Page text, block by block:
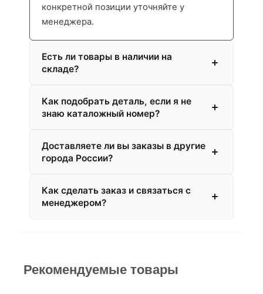
конкретной позиции уточняйте у
менеджера.
Есть ли товары в наличии на
складе?
Как подобрать деталь, если я не
знаю каталожный номер?
Доставляете ли вы заказы в другие
города России?
Как сделать заказ и связаться с
менеджером?
Рекомендуемые товары